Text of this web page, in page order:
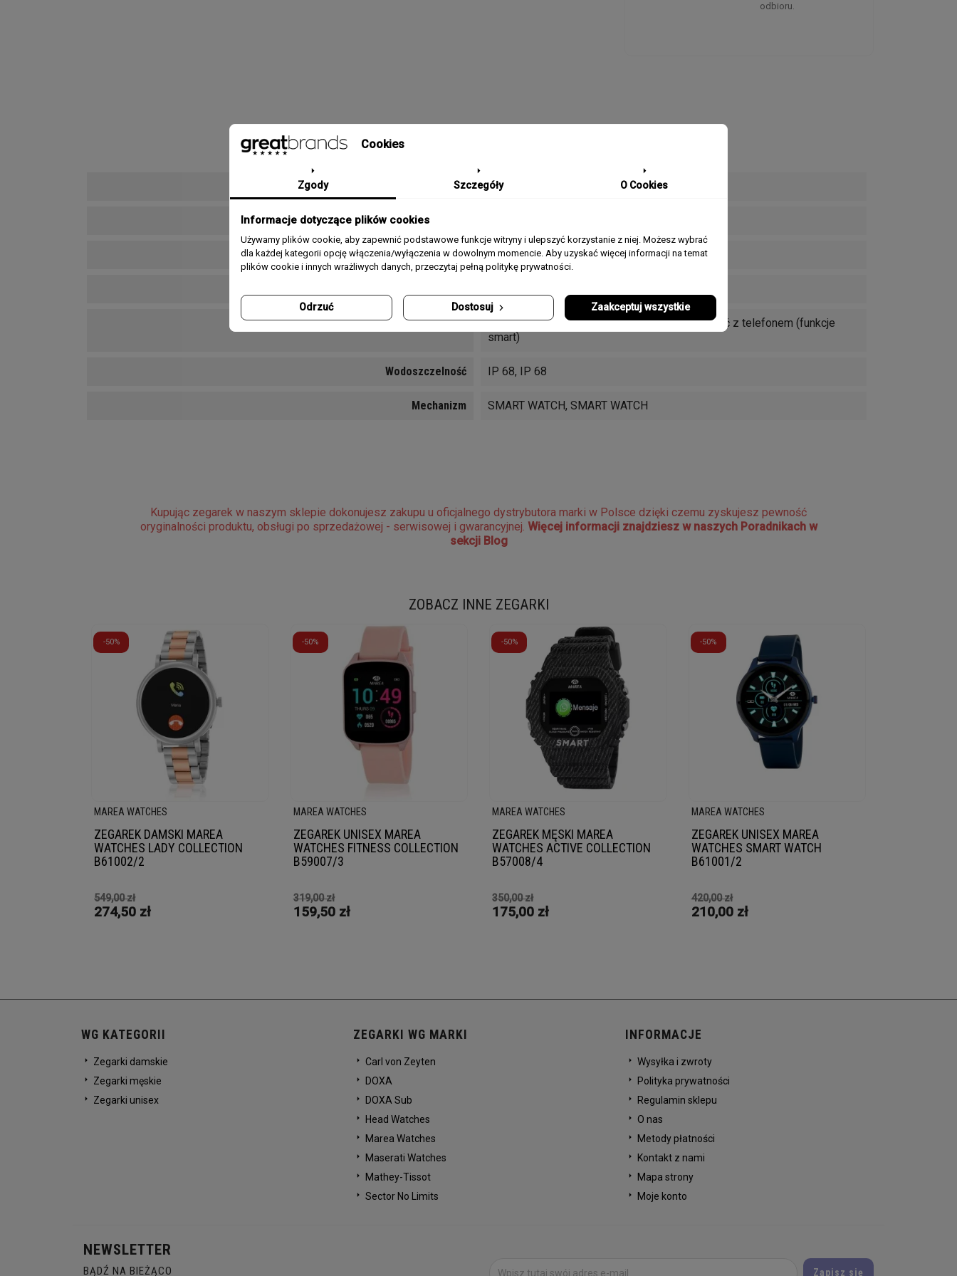
odbioru.
SZCZEGÓŁY PRODUKTU
Kolekcja / Linia ACTIVE
Pasek/Bransoleta Silikonowy, Silikonowy
Funkcje
Łączność z telefonem (funkcje smart), Łączność z telefonem (funkcje
smart)
Wodoszczelność IP 68, IP 68
Mechanizm SMART WATCH, SMART WATCH
Kupując zegarek w naszym sklepie dokonujesz zakupu u oficjalnego dystrybutora marki w Polsce dzięki czemu zyskujesz pewność
oryginalności produktu, obsługi po sprzedażowej - serwisowej i gwarancyjnej. Więcej informacji znajdziesz w naszych Poradnikach w
sekcji Blog
ZOBACZ INNE ZEGARKI
-50%
MAREA WATCHES
ZEGAREK DAMSKI MAREA
WATCHES LADY COLLECTION
B61002/2
549,00 zł
274,50 zł
-50%
MAREA WATCHES
ZEGAREK UNISEX MAREA
WATCHES FITNESS COLLECTION
B59007/3
319,00 zł
159,50 zł
-50%
MAREA WATCHES
ZEGAREK MĘSKI MAREA
WATCHES ACTIVE COLLECTION
B57008/4
350,00 zł
175,00 zł
-50%
MAREA WATCHES
ZEGAREK UNISEX MAREA
WATCHES SMART WATCH
B61001/2
420,00 zł
210,00 zł
WG KATEGORII
Zegarki damskie
Zegarki męskie
Zegarki unisex
ZEGARKI WG MARKI
Carl von Zeyten
DOXA
DOXA Sub
Head Watches
Marea Watches
Maserati Watches
Mathey-Tissot
Sector No Limits
INFORMACJE
Wysyłka i zwroty
Polityka prywatności
Regulamin sklepu
O nas
Metody płatności
Kontakt z nami
Mapa strony
Moje konto
Cookies
Zgody Szczegóły O Cookies
Informacje dotyczące plików cookies
Używamy plików cookie, aby zapewnić podstawowe funkcje witryny i ulepszyć korzystanie z niej. Możesz wybrać
dla każdej kategorii opcję włączenia/wyłączenia w dowolnym momencie. Aby uzyskać więcej informacji na temat
plików cookie i innych wrażliwych danych, przeczytaj pełną politykę prywatności.
Odrzuć Dostosuj Zaakceptuj wszystkie
NEWSLETTER
BĄDŹ NA BIEŻĄCO